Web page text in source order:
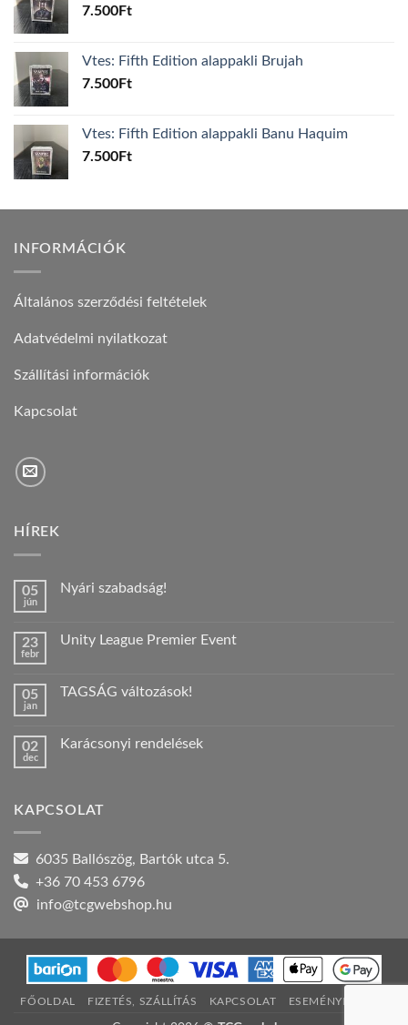
7.500Ft
Vtes: Fifth Edition alappakli Brujah
7.500Ft
Vtes: Fifth Edition alappakli Banu Haquim
7.500Ft
INFORMÁCIÓK
Általános szerződési feltételek
Adatvédelmi nyilatkozat
Szállítási információk
Kapcsolat
HÍREK
05
jún
Nyári szabadság!
Nyári
23
febr
Unity League Premier Event
Unity
bejegyzéshez
05
jan
TAGSÁG változások!
TAGSÁG
02
dec
Karácsonyi rendelések
rendelések
KAPCSOLAT
6035 Ballószög, Bartók utca 5.
+36 70 453 6796
info@tcgwebshop.hu
FŐOLDAL FIZETÉS, SZÁLLÍTÁS KAPCSOLAT ESEMÉNYNAPTÁR